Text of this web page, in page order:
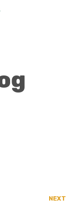
NEXT